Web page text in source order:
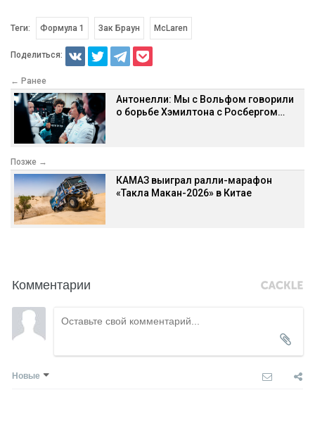
Теги: Формула 1 Зак Браун McLaren
Поделиться:
← Ранее
Антонелли: Мы с Вольфом говорили
о борьбе Хэмилтона с Росбергом…
Позже →
КАМАЗ выиграл ралли-марафон
«Такла Макан-2026» в Китае
Комментарии
Новые